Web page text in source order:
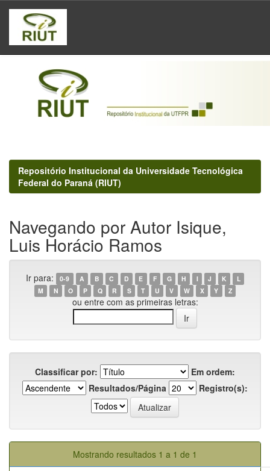
Skip
navigation
Repositório Institucional da Universidade Tecnológica
Federal do Paraná (RIUT)
Navegando por Autor Isique,
Luis Horácio Ramos
Ir para: 0-9 A B C D E F G H I J K
L
M
N O P Q R S T U V W X Y Z
ou entre com as primeiras letras:
Classificar por:
Em ordem:
Resultados/Página
Registro(s):
Mostrando resultados 1 a 1 de 1